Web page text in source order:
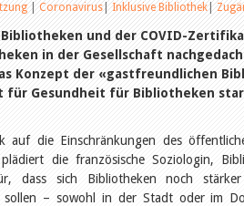
|Coronavirus|Inklusive Bibliothek|
und der COVID-
in der Gesellschaft
Konzept der «gastfreundlichen
für Gesundheit für Bibliotheken
auf die Einschränkungen des
plädiert die französische Soziologin,
dass sich Bibliotheken noch
sollen – sowohl in der Stadt oder im